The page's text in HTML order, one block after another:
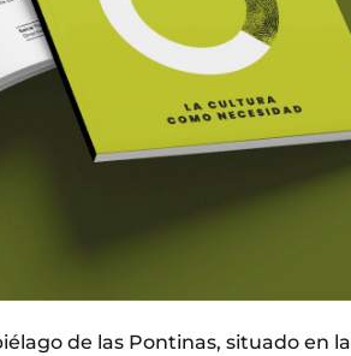
de las Pontinas, situado en la